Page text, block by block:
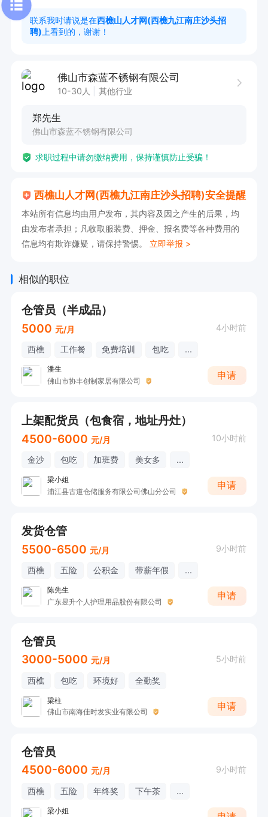
麻利.
上班时间：9:00-12:00     13:30-18:00
如对职位有兴趣，欢迎咨询。13418400293，郑
联系我时请说是在西樵山人才网(西樵九江南庄沙头招
聘) 上看到的，谢谢！
佛山市森蓝不锈钢有限公司
10-30人 其他行业
郑先生
佛山市森蓝不锈钢有限公司
求职过程中请勿缴纳费用，保持谨慎防止受骗！
西樵山人才网(西樵九江南庄沙头招聘)安全提醒
本站所有信息均由用户发布，其内容及因之产生的后果，均
由发布者承担；凡收取服装费、押金、报名费等各种费用的
信息均有欺诈嫌疑，请保持警惕。 立即举报 >
相似的职位
仓管员（半成品）
5000 元/月 4小时前
西樵 工作餐 免费培训 包吃 ...
潘生
佛山市协丰创制家居有限公司
申请
上架配货员（包食宿，地址丹灶）
4500-6000 元/月 10小时前
金沙 包吃 加班费 美女多 ...
梁小姐
浦江县古道仓储服务有限公司佛山分公司
申请
发货仓管
5500-6500 元/月 9小时前
西樵 五险 公积金 带薪年假 ...
陈先生
广东昱升个人护理用品股份有限公司
申请
仓管员
3000-5000 元/月 5小时前
西樵 包吃 环境好 全勤奖
梁柱
佛山市南海佳时发实业有限公司
申请
仓管员
4500-6000 元/月 9小时前
西樵 五险 年终奖 下午茶 ...
梁小姐